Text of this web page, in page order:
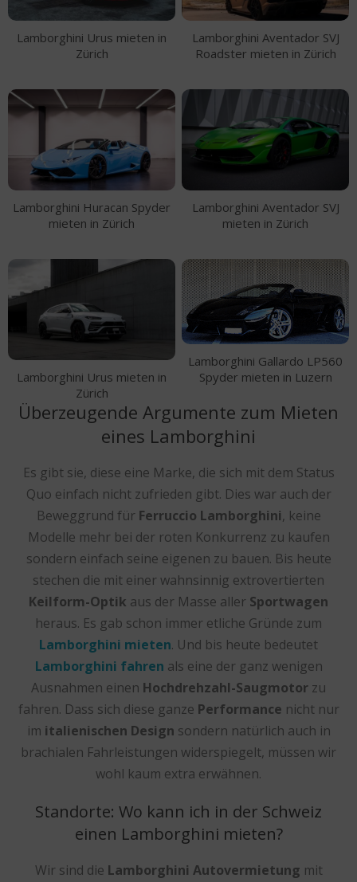
Lamborghini Urus mieten in
Zürich
Lamborghini Aventador SVJ
Roadster mieten in Zürich
Lamborghini Huracan Spyder
mieten in Zürich
Lamborghini Aventador SVJ
mieten in Zürich
Lamborghini Urus mieten in
Zürich
Lamborghini Gallardo LP560
Spyder mieten in Luzern
Überzeugende Argumente zum Mieten
eines Lamborghini
Es gibt sie, diese eine Marke, die sich mit dem Status
Quo einfach nicht zufrieden gibt. Dies war auch der
Beweggrund für Ferruccio Lamborghini, keine
Modelle mehr bei der roten Konkurrenz zu kaufen
sondern einfach seine eigenen zu bauen. Bis heute
stechen die mit einer wahnsinnig extrovertierten
Keilform-Optik aus der Masse aller Sportwagen
heraus. Es gab schon immer etliche Gründe zum
Lamborghini mieten. Und bis heute bedeutet
Lamborghini fahren als eine der ganz wenigen
Ausnahmen einen Hochdrehzahl-Saugmotor zu
fahren. Dass sich diese ganze Performance nicht nur
im italienischen Design sondern natürlich auch in
brachialen Fahrleistungen widerspiegelt, müssen wir
wohl kaum extra erwähnen.
Standorte: Wo kann ich in der Schweiz
einen Lamborghini mieten?
Wir sind die Lamborghini Autovermietung mit